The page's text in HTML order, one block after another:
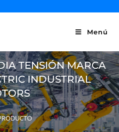
Menú
TENSIÓN MARCA
INDUSTRIAL